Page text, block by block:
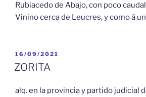
Rubiacedo de Abajo, con poco
Vinino cerca de Leucres, y como á
PUBLICADO
EL
16/09/2021
ZORITA
alq. en la provincia y partido judicial